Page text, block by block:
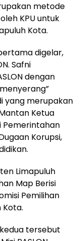
metode
KPU untuk
Kota.
digelar,
Safni
dengan
yang merupakan
Ketua
Pemerintahan
Korupsi,
Limapuluh
Map Berisi
Pemilihan
Kota.
tersebut